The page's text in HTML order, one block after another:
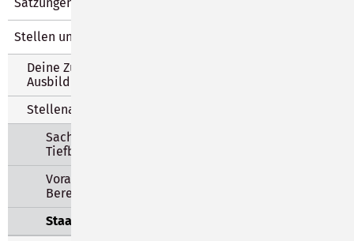
Stellen und Ausbildung
Deine Zukunft beginnt hier – starte DEINE
Ausbildung bei uns!
Stellenangebote
Sachbearbeiter/-in im Bauamt, SG
Tiefbau, Verkehr, Bereich Tiefbau
Vorarbeiter/in (m/ w/ d) im Bauhof -
Bereich Straßenbau
Staatlich anerkannter Erzieher m/w/d